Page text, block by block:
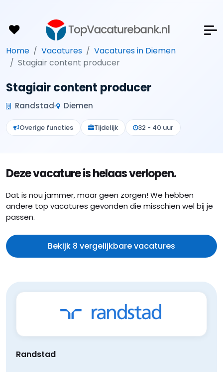
Home Vacatures
Vacatures in Diemen
Stagiair content producer
Stagiair content producer
Randstad Diemen
Overige functies Tijdelijk 32 - 40 uur
Deze vacature is helaas verlopen.
Dat is nou jammer, maar geen zorgen! We hebben
andere top vacatures gevonden die misschien wel bij je
passen.
Bekijk 8 vergelijkbare vacatures
Randstad